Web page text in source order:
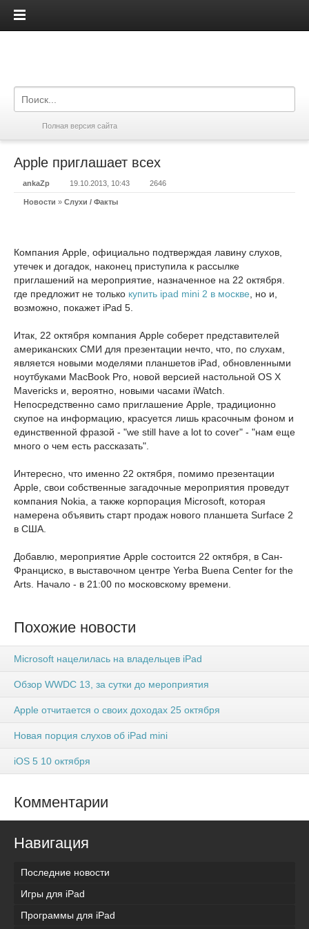
iPadis.ru
Полная версия сайта
Apple приглашает всех
ankaZp 19.10.2013, 10:43 2646
Новости » Слухи / Факты
Компания Apple, официально подтверждая лавину слухов,
утечек и догадок, наконец приступила к рассылке
приглашений на мероприятие, назначенное на 22 октября.
где предложит не только купить ipad mini 2 в москве , но и,
возможно, покажет iPad 5.
Итак, 22 октября компания Apple соберет представителей
американских СМИ для презентации нечто, что, по слухам,
является новыми моделями планшетов iPad, обновленными
ноутбуками MacBook Pro, новой версией настольной OS X
Mavericks и, вероятно, новыми часами iWatch.
Непосредственно само приглашение Apple, традиционно
скупое на информацию, красуется лишь красочным фоном и
единственной фразой - "we still have a lot to cover" - "нам еще
много о чем есть рассказать".
Интересно, что именно 22 октября, помимо презентации
Apple, свои собственные загадочные мероприятия проведут
компания Nokia, а также корпорация Microsoft, которая
намерена объявить старт продаж нового планшета Surface 2
в США.
Добавлю, мероприятие Apple состоится 22 октября, в Сан-
Франциско, в выставочном центре Yerba Buena Center for the
Arts. Начало - в 21:00 по московскому времени.
Похожие новости
Microsoft нацелилась на владельцев iPad
Обзор WWDC 13, за сутки до мероприятия
Apple отчитается о своих доходах 25 октября
Новая порция слухов об iPad mini
iOS 5 10 октября
Комментарии
Навигация
Последние новости
Игры для iPad
Программы для iPad